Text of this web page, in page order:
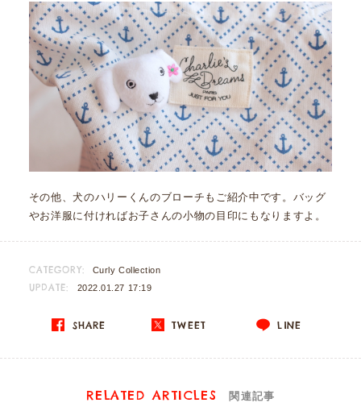
その他、犬のハリーくんのブローチもご紹介中です。バッグ
やお洋服に付ければお子さんの小物の目印にもなりますよ。
CATEGORY: Curly Collection
UPDATE: 2022.01.27 17:19
SHARE TWEET LINE
RELATED ARTICLES 関連記事